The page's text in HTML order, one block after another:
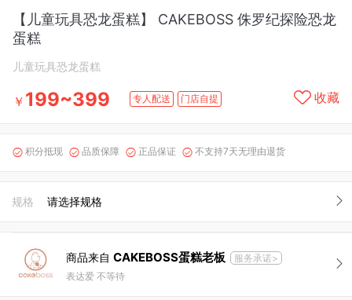
【儿童玩具恐龙蛋糕】 CAKEBOSS 侏罗纪探险恐龙
蛋糕
儿童玩具恐龙蛋糕
￥ 199~399 专人配送 门店自提 收藏
 积分抵现  品质保障  正品保证  不支持7天无理由退货
规格 请选择规格
商品来自 CAKEBOSS蛋糕老板
服务承诺>
表达爱 不等待